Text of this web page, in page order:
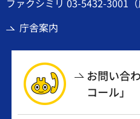
庁舎案内
お問い合
コール」